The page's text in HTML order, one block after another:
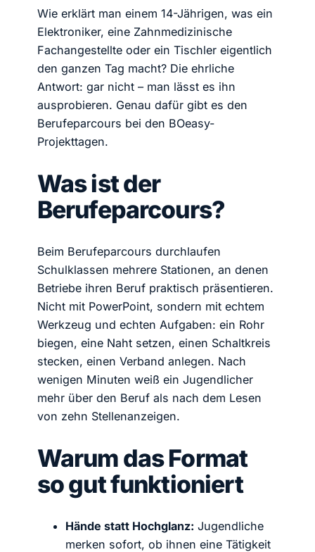
Wie erklärt man einem 14-Jährigen, was ein
Elektroniker, eine Zahnmedizinische
Fachangestellte oder ein Tischler eigentlich
den ganzen Tag macht? Die ehrliche
Antwort: gar nicht – man lässt es ihn
ausprobieren. Genau dafür gibt es den
Berufeparcours bei den BOeasy-
Projekttagen.
Was ist der
Berufeparcours?
Beim Berufeparcours durchlaufen
Schulklassen mehrere Stationen, an denen
Betriebe ihren Beruf praktisch präsentieren.
Nicht mit PowerPoint, sondern mit echtem
Werkzeug und echten Aufgaben: ein Rohr
biegen, eine Naht setzen, einen Schaltkreis
stecken, einen Verband anlegen. Nach
wenigen Minuten weiß ein Jugendlicher
mehr über den Beruf als nach dem Lesen
von zehn Stellenanzeigen.
Warum das Format
so gut funktioniert
Hände statt Hochglanz: Jugendliche
merken sofort, ob ihnen eine Tätigkeit